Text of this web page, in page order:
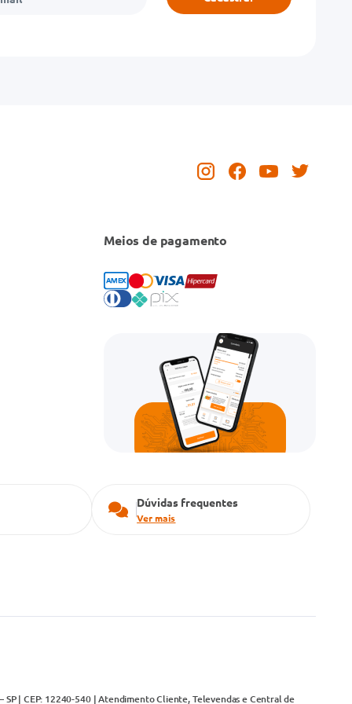
Meios de pagamento
Dúvidas frequentes
Ver mais
SP | CEP: 12240-540 | Atendimento Cliente, Televendas e Central de